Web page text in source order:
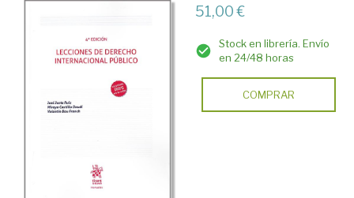
51,00 €
Stock en librería. Envío
en 24/48 horas
COMPRAR